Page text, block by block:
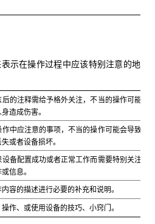
示在操作过程中应该特别注意的地
后的注释需给予格外关注，不当的操作可能
造成伤害。
作中应注意的事项，不当的操作可能会导致
或者设备损坏。
设备配置成功或者正常工作而需要特别关注
信息。
容的描述进行必要的补充和说明。
操作、或使用设备的技巧、小窍门。